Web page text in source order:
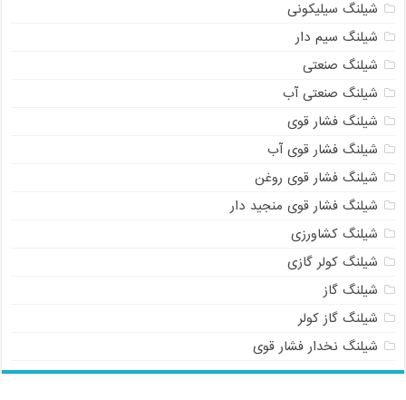
شیلنگ سیلیکونی
شیلنگ سیم دار
شیلنگ صنعتی
شیلنگ صنعتی آب
شیلنگ فشار قوی
شیلنگ فشار قوی آب
شیلنگ فشار قوی روغن
شیلنگ فشار قوی منجید دار
شیلنگ کشاورزی
شیلنگ کولر گازی
شیلنگ گاز
شیلنگ گاز کولر
شیلنگ نخدار فشار قوی